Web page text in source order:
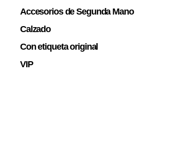
Accesorios de Segunda Mano
Calzado
Con etiqueta original
VIP